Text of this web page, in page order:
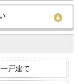
戸建て